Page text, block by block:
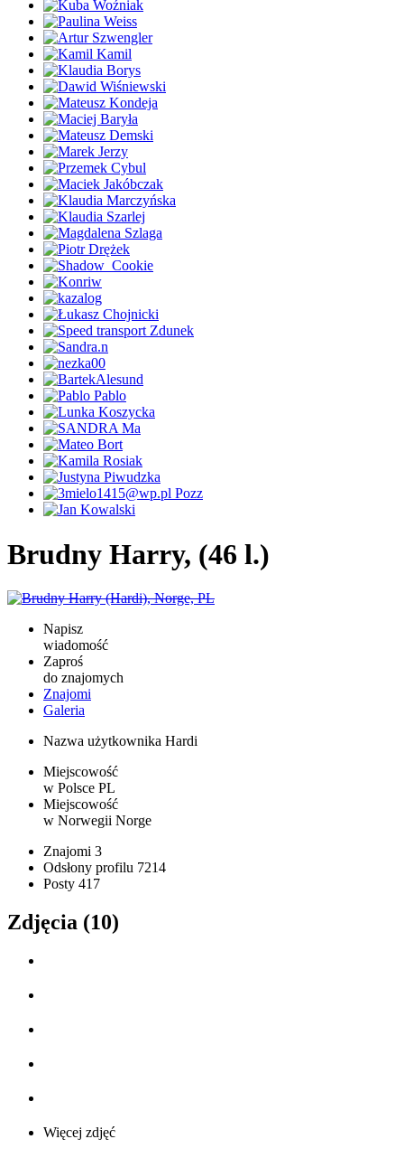
Brudny Harry, (46 l.)
Napisz
wiadomość
Zaproś
do znajomych
Znajomi
Galeria
Nazwa użytkownika Hardi
Miejscowość
w Polsce PL
Miejscowość
w Norwegii Norge
Znajomi 3
Odsłony profilu 7214
Posty 417
Zdjęcia (10)
Więcej zdjęć